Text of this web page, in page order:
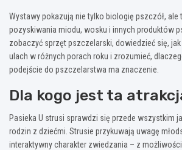
Wystawy pokazują nie tylko biologię pszczół, ale
pozyskiwania miodu, wosku i innych produktów
zobaczyć sprzęt pszczelarski, dowiedzieć się,
ulach w różnych porach roku i zrozumieć,
podejście do pszczelarstwa ma znaczenie.
Dla kogo jest ta
Pasieka U strusi sprawdzi się przede wszystkim
rodzin z dziećmi. Strusie przykuwają uwagę
interaktywny charakter zwiedzania – z